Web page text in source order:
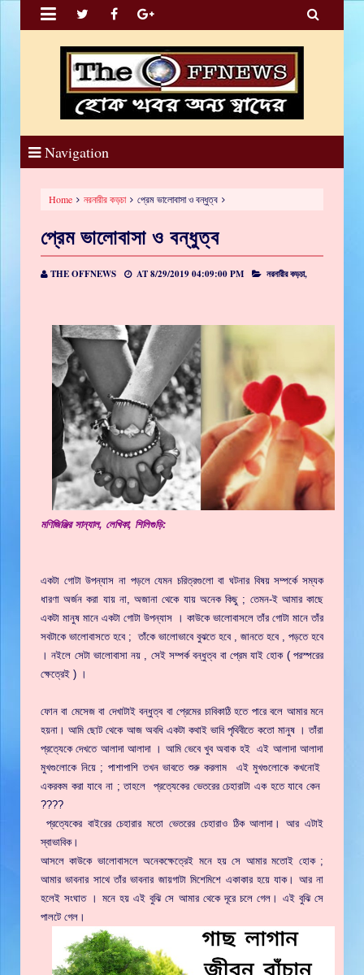
 
Navigation
Home নরনারীর কড়চা প্রেম ভালোবাসা ও বন্ধুত্ব
প্রেম ভালোবাসা ও বন্ধুত্ব
THE OFFNEWS AT8/29/2019 04:09:00 PM নরনারীর কড়চা,
মণিজিঞ্জির সান্যাল, লেখিকা, শিলিগুড়ি:
একটা গোটা উপন্যাস না পড়লে যেমন চরিত্রগুলো বা ঘটনার বিষয় সম্পর্কে সম্যক
ধারণা অর্জন করা যায় না, অজানা থেকে যায় অনেক কিছু ; তেমন-ই আমার কাছে
একটা মানুষ মানে একটা গোটা উপন্যাস । কাউকে ভালোবাসলে তাঁর গোটা মানে তাঁর
সবটাকে ভালোবাসতে হবে ; তাঁকে ভালোভাবে বুঝতে হবে , জানতে হবে , পড়তে হবে
। নইলে সেটা ভালোবাসা নয় , সেই সম্পর্ক বন্ধুত্ব বা প্রেম যাই হোক ( পরস্পরের
ক্ষেত্রেই ) ।
ফোন বা মেসেজ বা দেখাটাই বন্ধুত্ব বা প্রেমের চাবিকাঠি হতে পারে বলে আমার মনে
হয়না। আমি ছোট থেকে আজ অবধি একটা কথাই ভাবি পৃথিবীতে কতো মানুষ । তাঁরা
প্রত্যেকে দেখতে আলাদা আলাদা । আমি ভেবে খুব অবাক হই এই আলাদা আলাদা
মুখগুলোকে নিয়ে ; পাশাপাশি তখন ভাবতে শুরু করলাম এই মুখগুলোকে কখনোই
একরকম করা যাবে না ; তাহলে প্রত্যেকের ভেতরের চেহারাটা এক হতে যাবে কেন
????
প্রত্যেকের বাইরের চেহারার মতো ভেতরের চেহারাও ঠিক আলাদা। আর এটাই
স্বাভাবিক।
আসলে কাউকে ভালোবাসলে অনেকক্ষেত্রেই মনে হয় সে আমার মতোই হোক ;
আমার ভাবনার সাথে তাঁর ভাবনার জায়গাটা মিশেমিশে একাকার হয়ে যাক। আর না
হলেই সংঘাত । মনে হয় এই বুঝি সে আমার থেকে দূরে চলে গেল। এই বুঝি সে
পালটে গেল।